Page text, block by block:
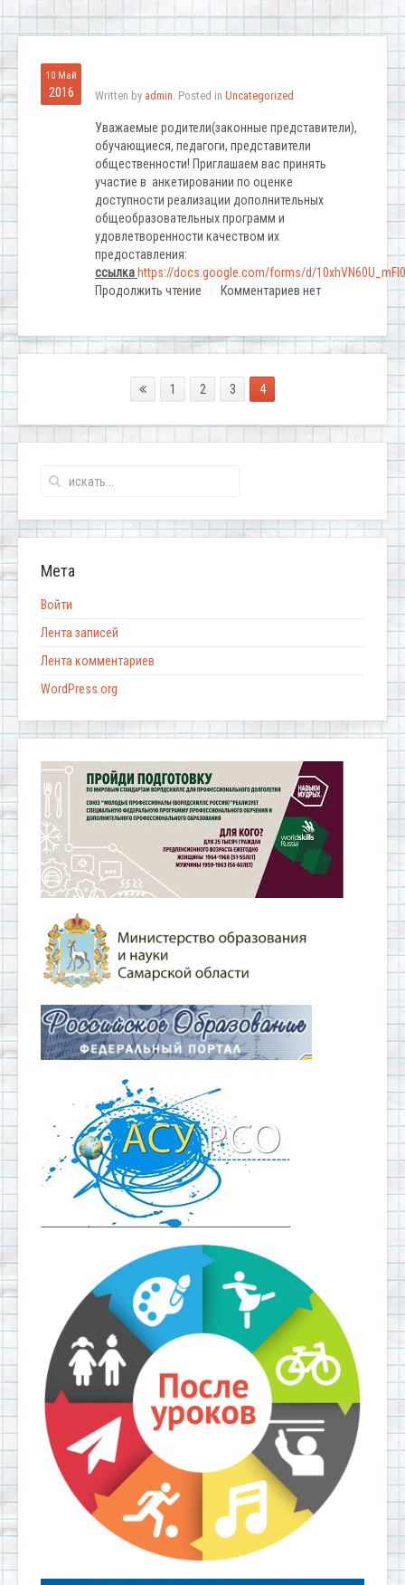
10 Май
2016 Written by admin. Posted in Uncategorized
Уважаемые родители(законные представители),
обучающиеся, педагоги, представители
общественности! Приглашаем вас принять
участие в анкетировании по оценке
доступности реализации дополнительных
общеобразовательных программ и
удовлетворенности качеством их
предоставления:
ссылка https://docs.google.com/forms/d/
Продолжить чтение
Комментариев нет
1 2 3 4
Мета
Войти
Лента записей
Лента комментариев
WordPress.org